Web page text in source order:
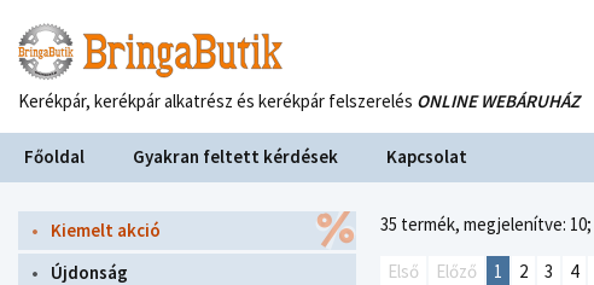
Kerékpár, kerékpár alkatrész és kerékpár felszerelés ONLINE WEBÁRUHÁZ
Főoldal Gyakran feltett kérdések Kapcsolat
Kiemelt akció
Újdonság
35 termék, megjelenítve: 10;
Első Előző 1 2 3 4